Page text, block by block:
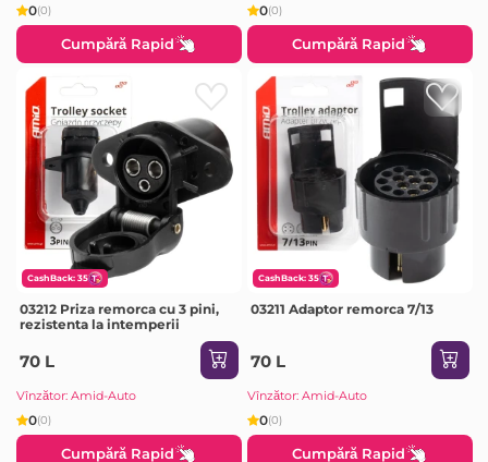
0(0)
Cumpără Rapid
0(0)
Cumpără Rapid
CashBack: 35
03212 Priza remorca cu 3 pini,
rezistenta la intemperii
70 L
Vînzător: Amid-Auto
0(0)
Cumpără Rapid
CashBack: 35
03211 Adaptor remorca 7/13
70 L
Vînzător: Amid-Auto
0(0)
Cumpără Rapid